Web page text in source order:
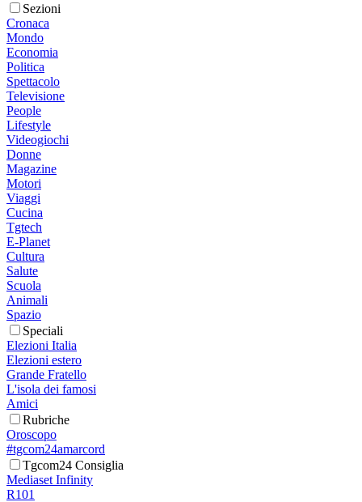
Sezioni
Cronaca
Mondo
Economia
Politica
Spettacolo
Televisione
People
Lifestyle
Videogiochi
Donne
Magazine
Motori
Viaggi
Cucina
Tgtech
E-Planet
Cultura
Salute
Scuola
Animali
Spazio
Speciali
Elezioni Italia
Elezioni estero
Grande Fratello
L'isola dei famosi
Amici
Rubriche
Oroscopo
#tgcom24amarcord
Tgcom24 Consiglia
Mediaset Infinity
R101